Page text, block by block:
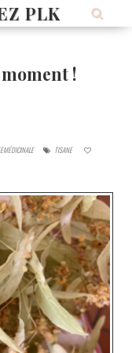
PLK
!
TISANE